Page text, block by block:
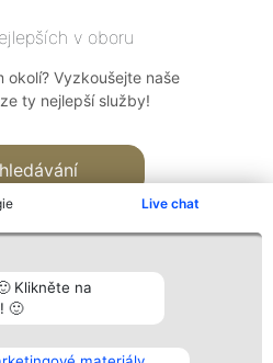
Live chat
Klikněte na
🙂
v oboru
okolí? Vyzkoušejte naše
ty nejlepší služby!
Kontakt